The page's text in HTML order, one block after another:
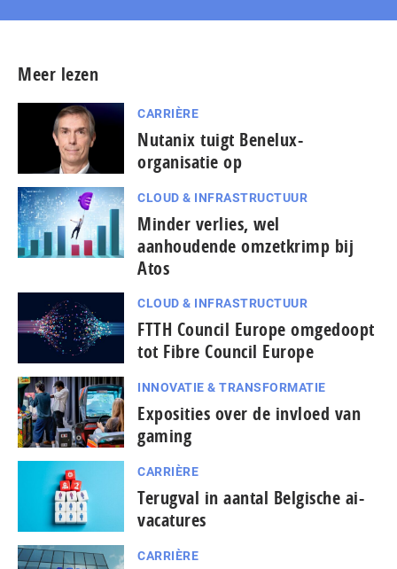
Meer lezen
CARRIÈRE
Nutanix tuigt Benelux-
organisatie op
CLOUD & INFRASTRUCTUUR
Minder verlies, wel
aanhoudende omzetkrimp bij
Atos
CLOUD & INFRASTRUCTUUR
FTTH Council Europe omgedoopt
tot Fibre Council Europe
INNOVATIE & TRANSFORMATIE
Exposities over de invloed van
gaming
CARRIÈRE
Terugval in aantal Belgische ai-
vacatures
CARRIÈRE